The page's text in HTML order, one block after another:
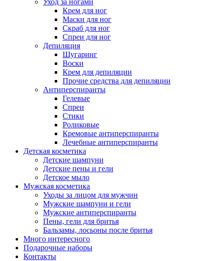
Крем для ног
Маски для ног
Скраб для ног
Спреи для ног
Депиляция
Шугаринг
Воски
Крем для депиляции
Прочие средства для депиляции
Антиперспиранты
Гелевые
Спреи
Стики
Роликовые
Кремовые антиперспиранты
Лечебные антиперспиранты
Детская косметика
Детские шампуни
Детские пены и гели
Детское мыло
Мужская косметика
Уходы за лицом для мужчин
Мужские шампуни и гели
Мужские антиперспиранты
Пены, гели для бритья
Бальзамы, лосьоны после бритья
Много интересного
Подарочные наборы
Контакты